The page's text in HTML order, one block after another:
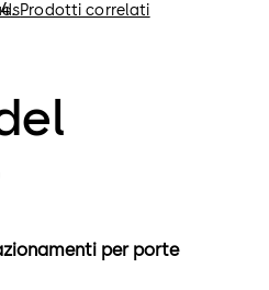
Prodotti correlati
per porte